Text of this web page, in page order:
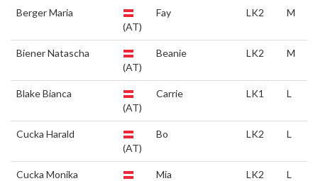
Berger Maria
(AT)
Fay LK2 M
Biener Natascha
(AT)
Beanie LK2 M
Blake Bianca
(AT)
Carrie LK1 L
Cucka Harald
(AT)
Bo LK2 L
Cucka Monika
Mia LK2 L